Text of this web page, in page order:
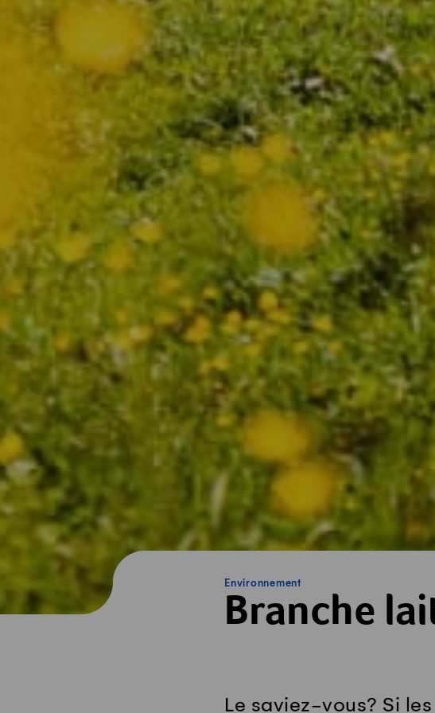
Environnement
Branche
Le saviez-vous? Si